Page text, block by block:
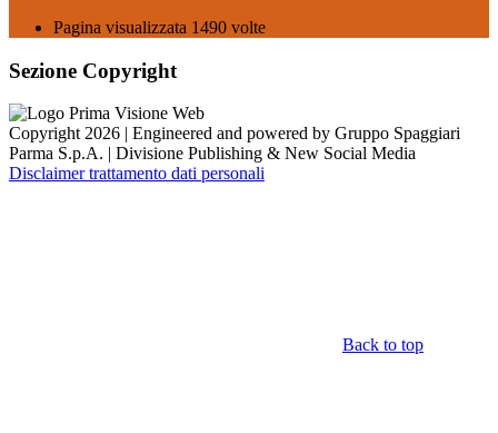
Pagina visualizzata 1490 volte
Sezione Copyright
Copyright 2026 | Engineered and powered by Gruppo Spaggiari
Parma S.p.A. | Divisione Publishing & New Social Media
Disclaimer trattamento dati personali
Back to top